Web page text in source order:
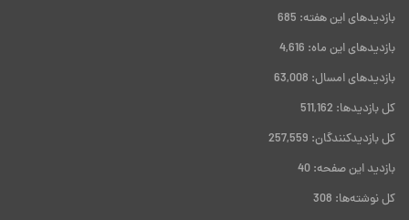
بازدیدهای این هفته: 685
بازدیدهای این ماه: 4,616
بازدیدهای امسال: 63,008
کل بازدیدها: 511,162
کل بازدیدکنند‌گان: 257,559
بازدید این صفحه: 40
کل نوشته‌ها: 308